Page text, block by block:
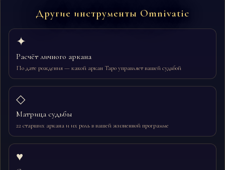
Другие инструменты Omnivatic
✦
Расчёт личного аркана
По дате рождения — какой аркан Таро управляет вашей судьбой
◇
Матрица судьбы
22 старших аркана и их роль в вашей жизненной программе
♥